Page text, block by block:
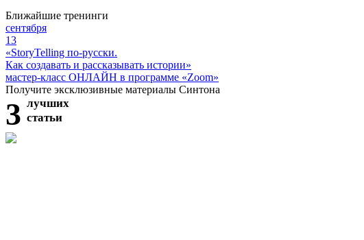
Ближайшие тренинги
сентября
13
«StoryTelling по-русски.
Как создавать и рассказывать истории»
мастер-класс ОНЛАЙН в программе «Zoom»
Получите эксклюзивные материалы Синтона
3 лучших
статьи